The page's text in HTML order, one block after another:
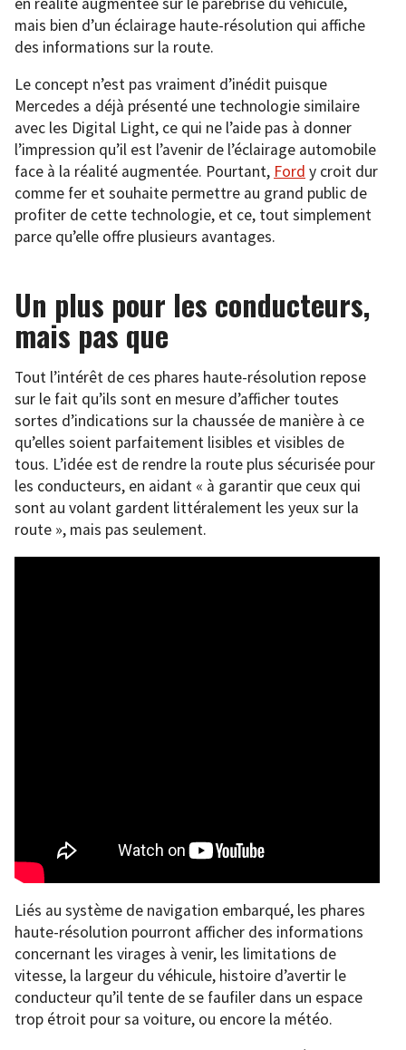
mais bien d’un éclairage haute-résolution qui affiche
des informations sur la route.
Le concept n’est pas vraiment d’inédit puisque
Mercedes a déjà présenté une technologie similaire
avec les Digital Light, ce qui ne l’aide pas à donner
l’impression qu’il est l’avenir de l’éclairage automobile
face à la réalité augmentée. Pourtant, Ford y croit dur
comme fer et souhaite permettre au grand public de
profiter de cette technologie, et ce, tout simplement
parce qu’elle offre plusieurs avantages.
Un plus pour les conducteurs,
mais pas que
Tout l’intérêt de ces phares haute-résolution repose
sur le fait qu’ils sont en mesure d’afficher toutes
sortes d’indications sur la chaussée de manière à ce
qu’elles soient parfaitement lisibles et visibles de
tous. L’idée est de rendre la route plus sécurisée pour
les conducteurs, en aidant « à garantir que ceux qui
sont au volant gardent littéralement les yeux sur la
route », mais pas seulement.
Liés au système de navigation embarqué, les phares
haute-résolution pourront afficher des informations
concernant les virages à venir, les limitations de
vitesse, la largeur du véhicule, histoire d’avertir le
conducteur qu’il tente de se faufiler dans un espace
trop étroit pour sa voiture, ou encore la météo.